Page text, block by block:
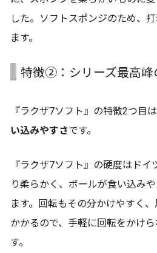
した。ソフトスポンジのため、
ます。
特徴➁：シリーズ最高峰
『ラクザ7ソフト』の特徴2つ目は
い込みやすさです。
『ラクザ7ソフト』の硬度はド
り柔らかく、ボールが食い込み
ます。回転もその分かけやすく
かかるので、手軽に回転をかけ
す。